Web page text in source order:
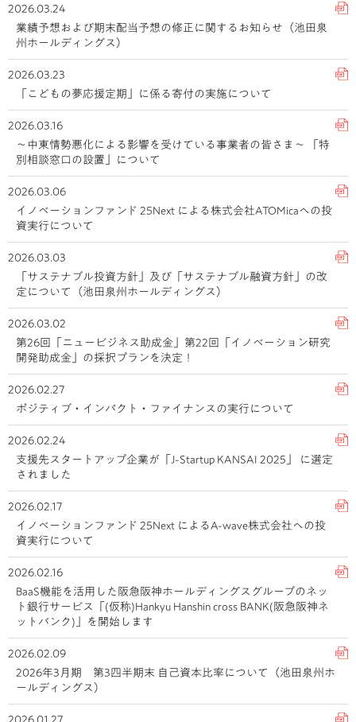
2026.03.24
業績予想および期末配当予想の修正に関するお知らせ（池田泉
州ホールディングス）
2026.03.23
「こどもの夢応援定期」に係る寄付の実施について
2026.03.16
～中東情勢悪化による影響を受けている事業者の皆さま～ 「特
別相談窓口の設置」について
2026.03.06
イノベーションファンド 25Next による株式会社ATOMicaへの投
資実行について
2026.03.03
「サステナブル投資方針」及び「サステナブル融資方針」の改
定について（池田泉州ホールディングス）
2026.03.02
第26回「ニュービジネス助成金」第22回「イノベーション研究
開発助成金」の採択プランを決定！
2026.02.27
ポジティブ・インパクト・ファイナンスの実行について
2026.02.24
支援先スタートアップ企業が「J-Startup KANSAI 2025」 に選定
されました
2026.02.17
イノベーションファンド 25Next によるA-wave株式会社への投
資実行について
2026.02.16
BaaS機能を活用した阪急阪神ホールディングスグループのネッ
ト銀行サービス「(仮称)Hankyu Hanshin cross BANK(阪急阪神ネ
ットバンク)」を開始します
2026.02.09
2026年3月期 第3四半期末 自己資本比率について（池田泉州ホ
ールディングス）
2026.01.27